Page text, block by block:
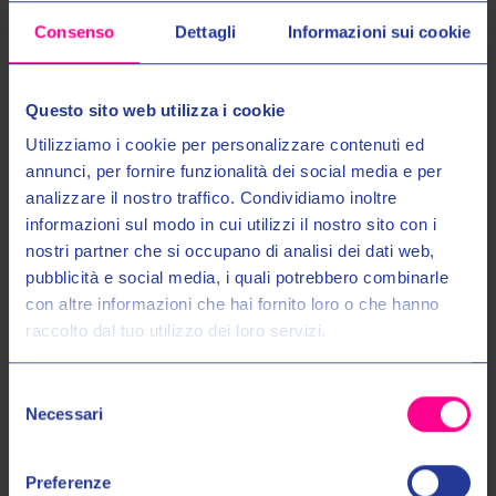
Consenso Dettagli Informazioni sui cookie
Questo sito web utilizza i cookie
Utilizziamo i cookie per personalizzare contenuti ed
annunci, per fornire funzionalità dei social media e per
analizzare il nostro traffico. Condividiamo inoltre
informazioni sul modo in cui utilizzi il nostro sito con i
nostri partner che si occupano di analisi dei dati web,
pubblicità e social media, i quali potrebbero combinarle
con altre informazioni che hai fornito loro o che hanno
raccolto dal tuo utilizzo dei loro servizi.
delNecessari
Preferenze
Prodotti Simili
Tucano Urbano srl
€49,00
€39,00
Entra nel mondo Valeri Sport
Ricevi in anteprima novità, promozioni esclusive e uno
SCONTO DEL 10%sul tuo primo acquisto!
Email:
Autorizzo il trattamento dei miei dati personali nel modo e per gli
scopi indicati nell'Informativa sulla